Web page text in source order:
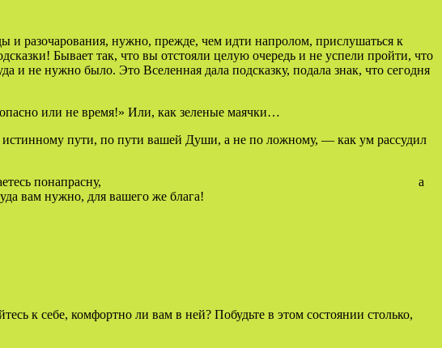
и разочарования, нужно, прежде, чем идти напролом, прислушаться к
Бывает так, что вы отстояли целую очередь и не успели пройти, что
и не нужно было. Это Вселенная дала подсказку, подала знак, что сегодня
или не время!» Или, как зеленые маячки…
истинному пути, по пути вашей Души, а не по ложному, — как ум рассудил
• НЕ растрачиваетесь понапрасну, а
же блага!
к себе, комфортно ли вам в ней? Побудьте в этом состоянии столько,